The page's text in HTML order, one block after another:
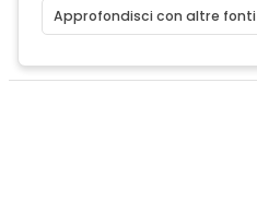
Approfondisci con altre fonti